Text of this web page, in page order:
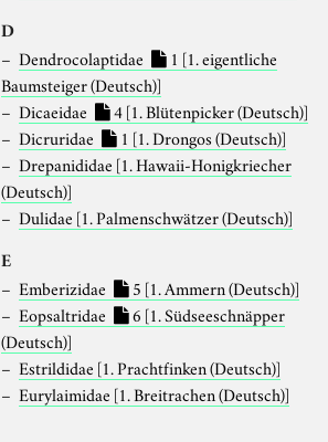
D
Dendrocolaptidae 1 [1. eigentliche
Baumsteiger (Deutsch)]
Dicaeidae
4[1. Blütenpicker (Deutsch)]
Dicruridae
1 [1. Drongos (Deutsch)]
Drepanididae [1. Hawaii-Honigkriecher
(Deutsch)]
Dulidae [1. Palmenschwätzer (Deutsch)]
E
Emberizidae 5 [1. Ammern (Deutsch)]
Eopsaltridae
6 [1. Südseeschnäpper
(Deutsch)]
Estrildidae [1. Prachtfinken (Deutsch)]
Eurylaimidae [1. Breitrachen (Deutsch)]